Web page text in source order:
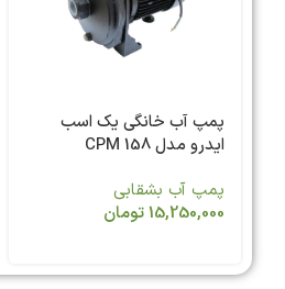
پمپ آب خانگی یک اسب
ایدرو مدل CPM 158
پمپ آب بشقابی
15,250,000تومان